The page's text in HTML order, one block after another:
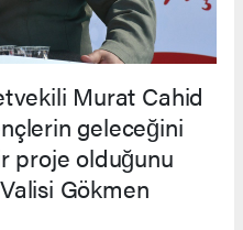
Murat Cahid
geleceğini
proje olduğunu
Gökmen